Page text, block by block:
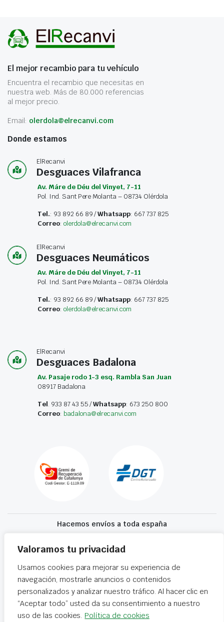
Valoramos tu privacidad
Usamos cookies para mejorar su experiencia de
navegación, mostrarle anuncios o contenidos
personalizados y analizar nuestro tráfico. Al hacer clic en
“Aceptar todo” usted da su consentimiento a nuestro
uso de las cookies. Política de cookies
El mejor recambio para tu vehículo
Encuentra el recambio que necesitas en
nuestra web. Más de 80.000 referencias
al mejor precio.
Email: olerdola@elrecanvi.com
Donde estamos
ElRecanvi
Desguaces Vilafranca
Av. Máre de Déu del Vinyet, 7-11
Pol. Ind. Sant Pere Molanta – 08734 Olérdola
Tel.: 93 892 66 89 /Whatsapp: 667 737 825
Correo: olerdola@elrecanvi.com
ElRecanvi
Desguaces Neumáticos
Av. Máre de Déu del Vinyet, 7-11
Pol. Ind. Sant Pere Molanta – 08734 Olérdola
Tel.: 93 892 66 89 /Whatsapp: 667 737 825
Correo: olerdola@elrecanvi.com
ElRecanvi
Desguaces Badalona
Av. Pasaje rodo 1-3 esq. Rambla San Juan
08917 Badalona
Tel. 933 87 43 55 /Whatsapp: 673 250 800
Correo: badalona@elrecanvi.com
Hacemos envíos a toda españa
Recibe tu recambio en 24-72 horas
Desguaces El Recanvi 2026 ©Condiciones generales·Declaración de